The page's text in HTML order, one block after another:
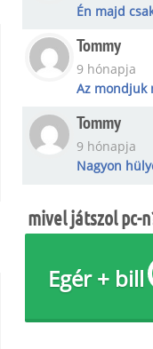
Én majd
Tommy
9 hónapja
Az mondjuk
Tommy
9 hónapja
Nagyon
mivel játszol pc-
Egér + bill